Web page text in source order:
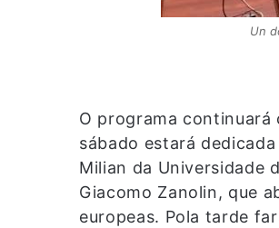
Un
O programa continuará
sábado estará
Milian da Universidade
Giacomo Zanolin, que
europeas. Pola tarde